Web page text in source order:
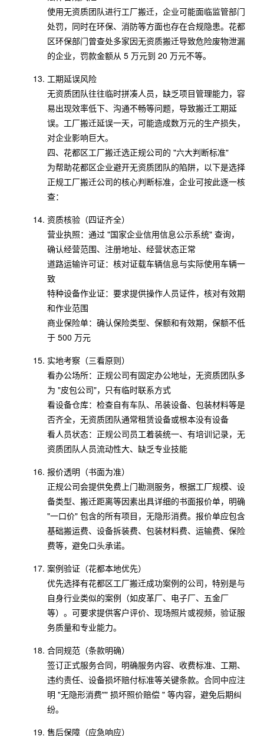
使用无资质团队进行工厂搬迁，企业可能面临监管部门
处罚，同时在环保、消防等方面也存在合规隐患。花都
区环保部门曾查处多家因无资质搬迁导致危险废物泄漏
的企业，罚款金额从 5 万元到 20 万元不等。
工期延误风险
无资质团队往往临时拼凑人员，缺乏项目管理能力，容
易出现效率低下、沟通不畅等问题，导致搬迁工期延
误。工厂搬迁延误一天，可能造成数万元的生产损失，
对企业影响巨大。
四、花都区工厂搬迁选正规公司的 "六大判断标准"
为帮助花都区企业避开无资质团队的陷阱，以下是选择
正规工厂搬迁公司的核心判断标准，企业可按此逐一核
查：
资质核验（四证齐全）
营业执照：通过 "国家企业信用信息公示系统" 查询，
确认经营范围、注册地址、经营状态正常
道路运输许可证：核对证载车辆信息与实际使用车辆一
致
特种设备作业证：要求提供操作人员证件，核对有效期
和作业范围
商业保险单：确认保险类型、保额和有效期，保额不低
于 500 万元
实地考察（三看原则）
看办公场所：正规公司有固定办公地址，无资质团队多
为 "皮包公司"，只有临时联系方式
看设备仓库：检查自有车队、吊装设备、包装材料等是
否齐全，无资质团队通常租赁设备或根本没有设备
看人员状态：正规公司员工着装统一、有培训记录，无
资质团队人员流动性大、缺乏专业技能
报价透明（书面为准）
正规公司会提供免费上门勘测服务，根据工厂规模、设
备类型、搬迁距离等因素出具详细的书面报价单，明确
"一口价" 包含的所有项目，无隐形消费。报价单应包含
基础搬运费、设备拆装费、包装材料费、运输费、保险
费等，避免口头承诺。
案例验证（花都本地优先）
优先选择有花都区工厂搬迁成功案例的公司，特别是与
自身行业类似的案例（如皮革厂、电子厂、五金厂
等）。可要求提供客户评价、现场照片或视频，验证服
务质量和专业能力。
合同规范（条款明确）
签订正式服务合同，明确服务内容、收费标准、工期、
违约责任、设备损坏赔付标准等关键条款。合同中应注
明 "无隐形消费"" 损坏照价赔偿 " 等内容，避免后期纠
纷。
售后保障（应急响应）